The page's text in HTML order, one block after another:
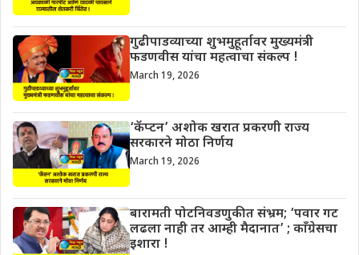
गुढीपाडव्याच्या शुभमुहूर्तावर मुख्यमंत्री
फडणवीस यांचा महत्वाचा संकल्प !
March 19, 2026
‘कॅप्टन’ अशोक खरात प्रकरणी राज्य
सरकारने मोठा निर्णय
March 19, 2026
बारामती पोटनिवडणुकीत संभ्रम; ‘पवार गट
लढला नाही तर आम्ही मैदानात’ ; काँग्रेसचा
इशारा !